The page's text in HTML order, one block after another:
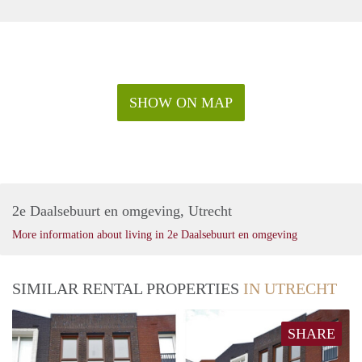
SHOW ON MAP
2e Daalsebuurt en omgeving, Utrecht
More information about living in 2e Daalsebuurt en omgeving
SIMILAR RENTAL PROPERTIES IN UTRECHT
SHARE